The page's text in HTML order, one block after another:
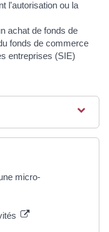
l'autorisation ou la
achat de fonds de
fonds de commerce
entreprises (SIE)
micro-